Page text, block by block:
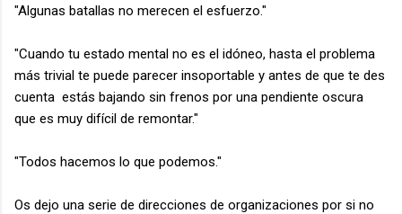
"Algunas batallas no merecen el esfuerzo."
"Cuando tu estado mental no es el idóneo, hasta el problema
más trivial te puede parecer insoportable y antes de que te des
cuenta estás bajando sin frenos por una pendiente oscura
que es muy difícil de remontar."
"Todos hacemos lo que podemos."
Os dejo una serie de direcciones de organizaciones por si no